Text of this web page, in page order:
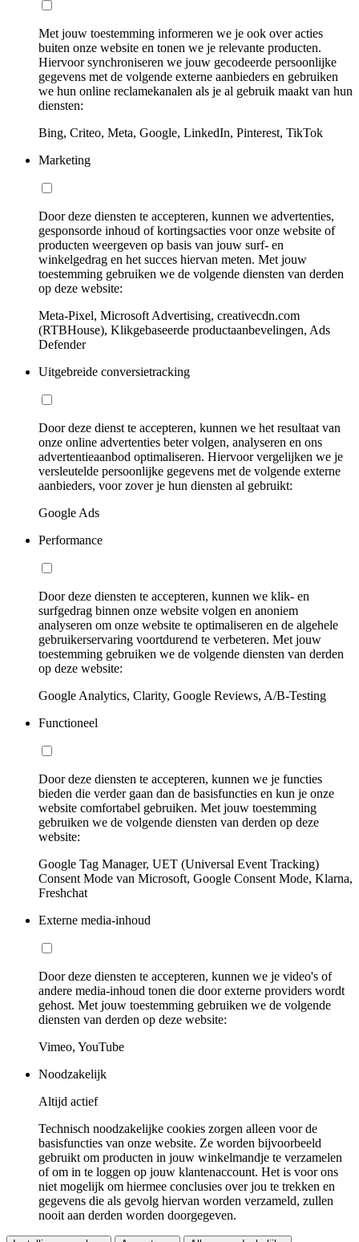
Met jouw toestemming informeren we je ook over acties
buiten onze website en tonen we je relevante producten.
Hiervoor synchroniseren we jouw gecodeerde persoonlijke
gegevens met de volgende externe aanbieders en gebruiken
we hun online reclamekanalen als je al gebruik maakt van hun
diensten:
Bing, Criteo, Meta, Google, LinkedIn, Pinterest, TikTok
Marketing
Door deze diensten te accepteren, kunnen we advertenties,
gesponsorde inhoud of kortingsacties voor onze website of
producten weergeven op basis van jouw surf- en
winkelgedrag en het succes hiervan meten. Met jouw
toestemming gebruiken we de volgende diensten van derden
op deze website:
Meta-Pixel, Microsoft Advertising, creativecdn.com
(RTBHouse), Klikgebaseerde productaanbevelingen, Ads
Defender
Uitgebreide conversietracking
Door deze dienst te accepteren, kunnen we het resultaat van
onze online advertenties beter volgen, analyseren en ons
advertentieaanbod optimaliseren. Hiervoor vergelijken we je
versleutelde persoonlijke gegevens met de volgende externe
aanbieders, voor zover je hun diensten al gebruikt:
Google Ads
Performance
Door deze diensten te accepteren, kunnen we klik- en
surfgedrag binnen onze website volgen en anoniem
analyseren om onze website te optimaliseren en de algehele
gebruikerservaring voortdurend te verbeteren. Met jouw
toestemming gebruiken we de volgende diensten van derden
op deze website:
Google Analytics, Clarity, Google Reviews, A/B-Testing
Functioneel
Door deze diensten te accepteren, kunnen we je functies
bieden die verder gaan dan de basisfuncties en kun je onze
website comfortabel gebruiken. Met jouw toestemming
gebruiken we de volgende diensten van derden op deze
website:
Google Tag Manager, UET (Universal Event Tracking)
Consent Mode van Microsoft, Google Consent Mode, Klarna,
Freshchat
Externe media-inhoud
Door deze diensten te accepteren, kunnen we je video's of
andere media-inhoud tonen die door externe providers wordt
gehost. Met jouw toestemming gebruiken we de volgende
diensten van derden op deze website:
Vimeo, YouTube
Noodzakelijk
Altijd actief
Technisch noodzakelijke cookies zorgen alleen voor de
basisfuncties van onze website. Ze worden bijvoorbeeld
gebruikt om producten in jouw winkelmandje te verzamelen
of om in te loggen op jouw klantenaccount. Het is voor ons
niet mogelijk om hiermee conclusies over jou te trekken en
gegevens die als gevolg hiervan worden verzameld, zullen
nooit aan derden worden doorgegeven.